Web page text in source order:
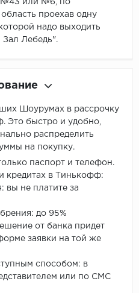
№43 или №6, по
проехав одну
надо выходить
Зал Лебедь".
Шоурумах в рассрочку
Это быстро и удобно,
распределить
на покупку.
паспорт и телефон.
кредитах в Тинькофф:
вы не платите за
до 95%
от банка придет
заявки на той же
способом: в
или по СМС